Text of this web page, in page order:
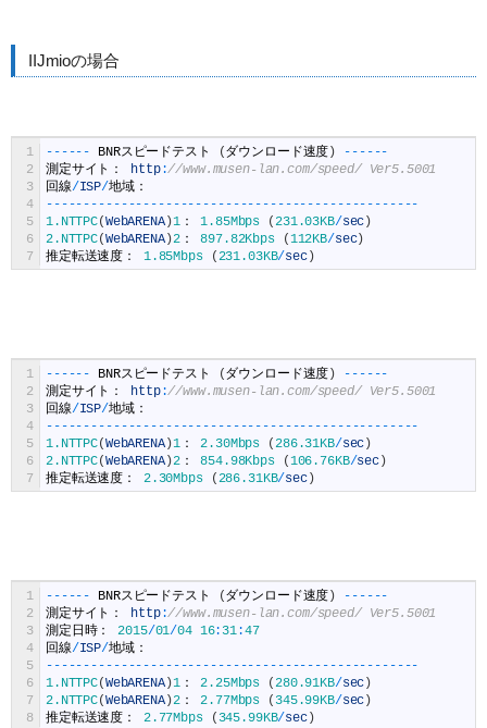
IIJmioの場合
1
2
3
4
5
6
7
-- ---- BNRスピードテスト (ダウンロード速度 ) -- -- --
測定サイト：
http://www.musen-lan.com/speed/ Ver5.5001
回線/ISP/地域：
-- ---- -- -- ---- -- -- -- -- -- -- -- -- -- ---- -- -- ---- -- -- --
1.NTTPC(WebARENA)1： 1.85Mbps (231.03KB/sec )
2.NTTPC(WebARENA)2： 897.82Kbps (112KB/sec)
推定転送速度：
1.85Mbps (231.03KB/sec)
1
2
3
4
5
6
7
-- ---- BNRスピードテスト (ダウンロード速度 ) -- -- --
測定サイト：
http://www.musen-lan.com/speed/ Ver5.5001
回線/ISP/地域：
-- ---- -- -- ---- -- -- -- -- -- -- -- -- -- ---- -- -- ---- -- -- --
1.NTTPC(WebARENA)1： 2.30Mbps (286.31KB/sec )
2.NTTPC(WebARENA)2： 854.98Kbps (106.76KB/sec )
推定転送速度：
2.30Mbps (286.31KB/sec)
1
2
3
4
5
6
7
8
-- ---- BNRスピードテスト (ダウンロード速度 ) -- -- --
測定サイト：
http://www.musen-lan.com/speed/ Ver5.5001
測定日時：
2015/01/04 16: 31:47
回線/ISP/地域：
-- ---- -- -- ---- -- -- -- -- -- -- -- -- -- ---- -- -- ---- -- -- --
1.NTTPC(WebARENA)1： 2.25Mbps (280.91KB/sec )
2.NTTPC(WebARENA)2： 2.77Mbps ( 345.99KB/sec )
推定転送速度：
2.77Mbps ( 345.99KB/sec)